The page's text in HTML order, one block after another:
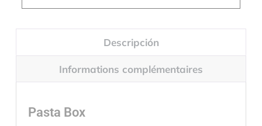
Descripción
Informations complémentaires
Pasta Box